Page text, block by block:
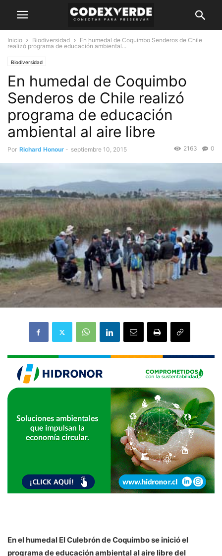
Inicio Biodiversidad
En humedal de Coquimbo Senderos de Chile
realizó programa de educación ambiental...
Biodiversidad
En humedal de Coquimbo
Senderos de Chile realizó
programa de educación
ambiental al aire libre
Por Richard Honour - septiembre 10, 2015 0
2163
En el humedal El Culebrón de Coquimbo se inició el
programa de educación ambiental al aire libre del